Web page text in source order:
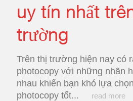
uy tín nhất
trường
Trên thị trường hiện nay có
photocopy với những nhãn
nhau khiến bạn khó lựa
photocopy tốt...
read more